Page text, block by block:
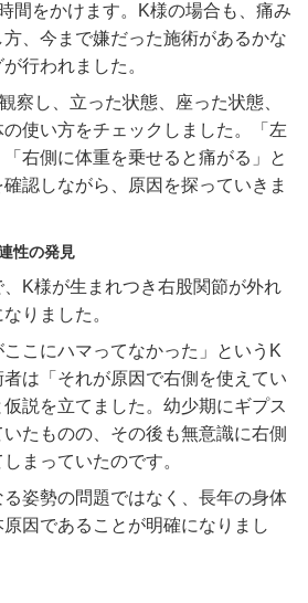
間をかけます。K様の場合も、痛み
、今まで嫌だった施術があるかな
行われました。
察し、立った状態、座った状態、
使い方をチェックしました。「左
右側に体重を乗せると痛がる」と
認しながら、原因を探っていきま
性の発見
K様が生まれつき右股関節が外れ
りました。
ここにハマってなかった」というK
は「それが原因で右側を使えてい
説を立てました。幼少期にギプス
たものの、その後も無意識に右側
まっていたのです。
姿勢の問題ではなく、長年の身体
因であることが明確になりまし